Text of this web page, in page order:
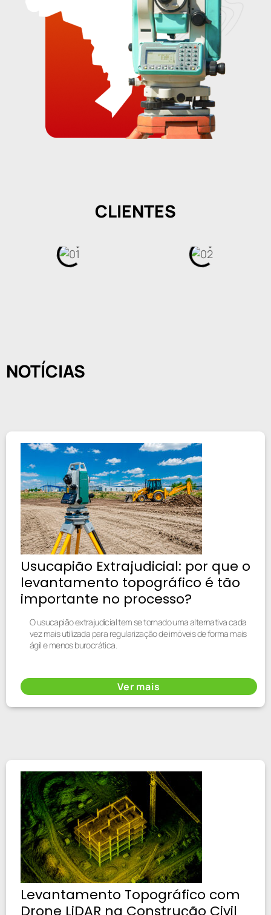
CLIENTES
NOTÍCIAS
Usucapião Extrajudicial: por que o
levantamento topográfico é tão
importante no processo?
O usucapião extrajudicial tem se tornado uma alternativa cada
vez mais utilizada para regularização de imóveis de forma mais
ágil e menos burocrática.
Ver mais
Levantamento Topográfico com
Drone LiDAR na Construção Civil